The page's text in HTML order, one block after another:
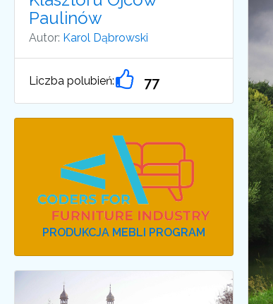
Paulinów
Autor: Karol Dąbrowski
Liczba polubień: 77
PRODUKCJA MEBLI PROGRAM